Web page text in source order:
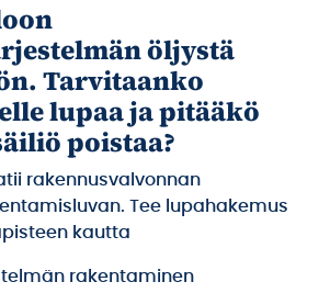
öljystä
Tarvitaanko
lupaa ja pitääkö
poistaa?
rakennusvalvonnan
Tee lupahakemus
kautta
rakentaminen